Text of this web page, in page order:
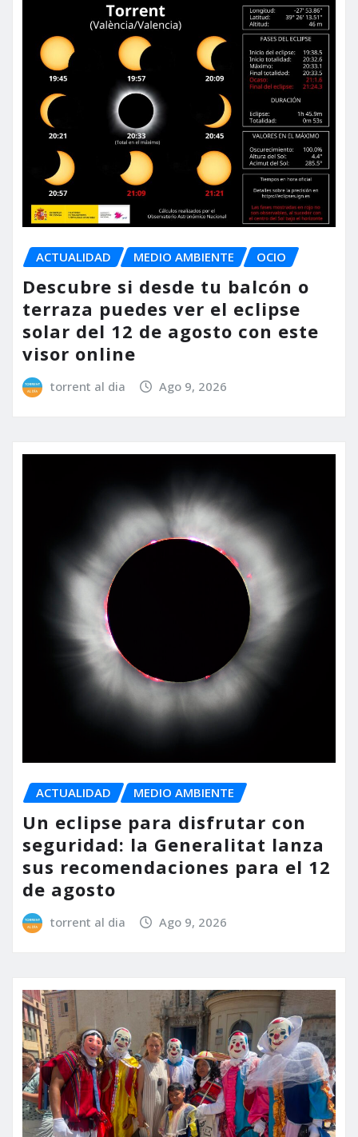
ACTUALIDAD MEDIO AMBIENTE OCIO
Descubre si desde tu balcón o
terraza puedes ver el eclipse
solar del 12 de agosto con este
visor online
torrent al dia Ago 9, 2026
ACTUALIDAD MEDIO AMBIENTE
Un eclipse para disfrutar con
seguridad: la Generalitat lanza
sus recomendaciones para el 12
de agosto
torrent al dia Ago 9, 2026